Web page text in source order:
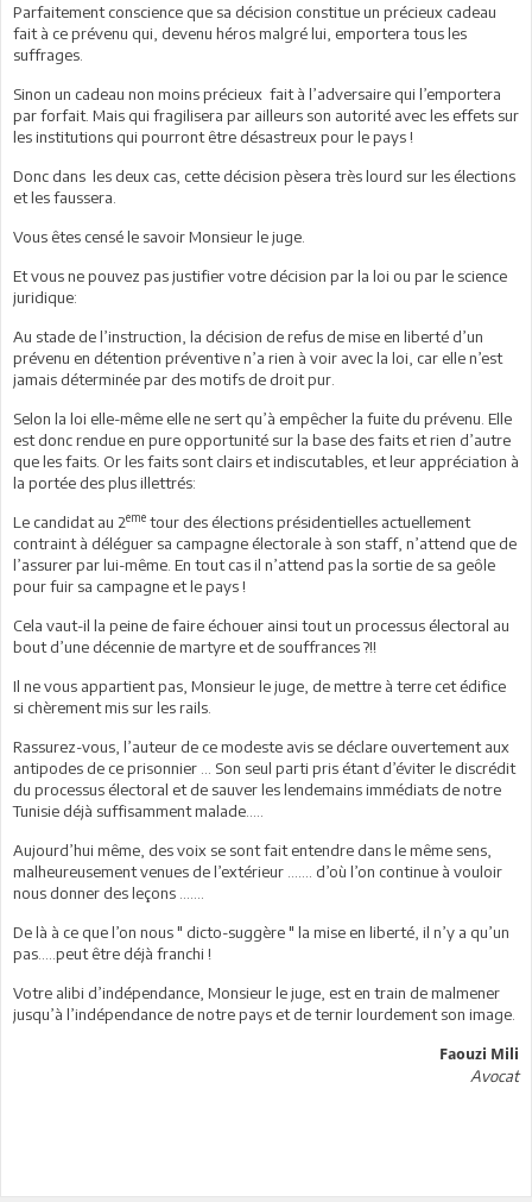
Parfaitement conscience que sa décision constitue un précieux cadeau
fait à ce prévenu qui, devenu héros malgré lui, emportera tous les
suffrages.
Sinon un cadeau non moins précieux fait à l’adversaire qui l’emportera
par forfait. Mais qui fragilisera par ailleurs son autorité avec les effets sur
les institutions qui pourront être désastreux pour le pays !
Donc dans les deux cas, cette décision pèsera très lourd sur les élections
et les faussera.
Vous êtes censé le savoir Monsieur le juge.
Et vous ne pouvez pas justifier votre décision par la loi ou par le science
juridique:
Au stade de l’instruction, la décision de refus de mise en liberté d’un
prévenu en détention préventive n’a rien à voir avec la loi, car elle n’est
jamais déterminée par des motifs de droit pur.
Selon la loi elle-même elle ne sert qu’à empêcher la fuite du prévenu. Elle
est donc rendue en pure opportunité sur la base des faits et rien d’autre
que les faits. Or les faits sont clairs et indiscutables, et leur appréciation à
la portée des plus illettrés:
Le candidat au 2eme tour des élections présidentielles actuellement
contraint à déléguer sa campagne électorale à son staff, n’attend que de
l’assurer par lui-même. En tout cas il n’attend pas la sortie de sa geôle
pour fuir sa campagne et le pays !
Cela vaut-il la peine de faire échouer ainsi tout un processus électoral au
bout d’une décennie de martyre et de souffrances ?!!
Il ne vous appartient pas, Monsieur le juge, de mettre à terre cet édifice
si chèrement mis sur les rails.
Rassurez-vous, l’auteur de ce modeste avis se déclare ouvertement aux
antipodes de ce prisonnier … Son seul parti pris étant d’éviter le discrédit
du processus électoral et de sauver les lendemains immédiats de notre
Tunisie déjà suffisamment malade…..
Aujourd’hui même, des voix se sont fait entendre dans le même sens,
malheureusement venues de l’extérieur ……. d’où l’on continue à vouloir
nous donner des leçons …….
De là à ce que l’on nous " dicto-suggère " la mise en liberté, il n’y a qu’un
pas…..peut être déjà franchi !
Votre alibi d’indépendance, Monsieur le juge, est en train de malmener
jusqu’à l’indépendance de notre pays et de ternir lourdement son image.
Faouzi Mili
Avocat